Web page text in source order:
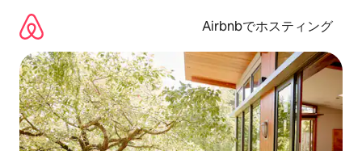
Airbnbでホスティング